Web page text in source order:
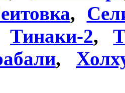
,
Тинаки-2,
,